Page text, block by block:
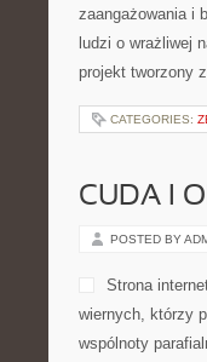
zaangażowania i
ludzi o wrażliwej
projekt tworzony
CATEGORIES:
CUDA I
POSTED BY
Strona
wiernych, którzy
wspólnoty